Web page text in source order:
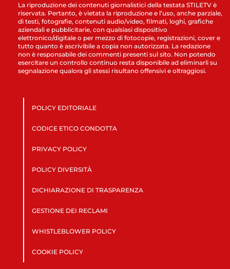
La riproduzione dei contenuti giornalistici della testata STILETV è
riservata. Pertanto, è vietata la riproduzione e l’uso, anche parziale,
di testi, fotografie, contenuti audio/video, filmati, loghi, grafiche
aziendali e pubblicitarie, con qualsiasi dispositivo
elettronico/digitale o per mezzo di fotocopie, registrazioni, cover e
tutto quanto è ascrivibile a copia non autorizzata. La redazione
non è responsabile dei commenti presenti sul sito. Non potendo
esercitare un controllo continuo resta disponibile ad eliminarli su
segnalazione qualora gli stessi risultano offensivi e oltraggiosi.
POLICY EDITORIALE
CODICE ETICO CONDOTTA
PRIVACY POLICY
POLICY DIVERSITÀ
DICHIARAZIONE DI TRASPARENZA
GESTIONE DEI RECLAMI
WHISTLEBLOWER POLICY
COOKIE POLICY